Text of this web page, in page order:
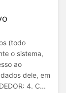
(todo
o sistema,
ao
dele, em
4. C...